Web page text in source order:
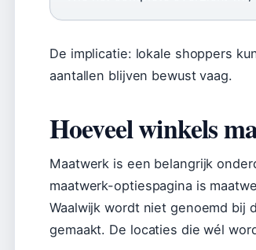
De implicatie: lokale shoppers
aantallen blijven bewust vaag.
Hoeveel winkels
Maatwerk is een belangrijk
maatwerk-optiespagina is
Waalwijk wordt niet genoemd bij
gemaakt. De locaties die wél